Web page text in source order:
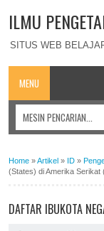
ILMU
SITUS WEB
MENU
Home »Artikel » ID »
(States) di Amerika Serikat
DAFTAR IBUKOTA